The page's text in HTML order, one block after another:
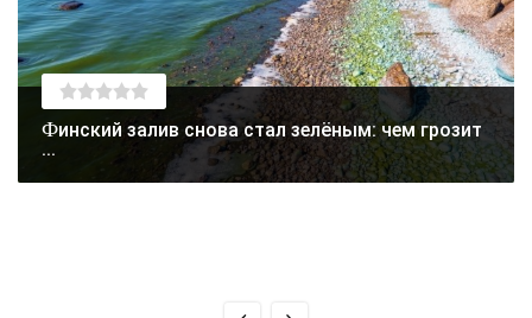
Финский залив снова стал зелёным: чем грозит
...